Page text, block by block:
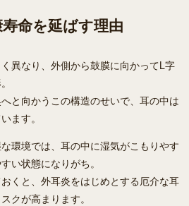
命を延ばす理由
異なり、外側から鼓膜に向かってL字
と向かうこの構造のせいで、耳の中は
ます。
環境では、耳の中に湿気がこもりやす
い状態になりがち。
くと、外耳炎をはじめとする厄介な耳
クが高まります。